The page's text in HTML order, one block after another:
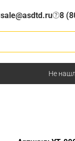
sale@asdtd.ru 8
?
Не